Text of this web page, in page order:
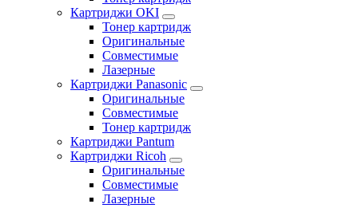
Картриджи OKI
Тонер картридж
Оригинальные
Совместимые
Лазерные
Картриджи Panasonic
Оригинальные
Совместимые
Тонер картридж
Картриджи Pantum
Картриджи Ricoh
Оригинальные
Совместимые
Лазерные